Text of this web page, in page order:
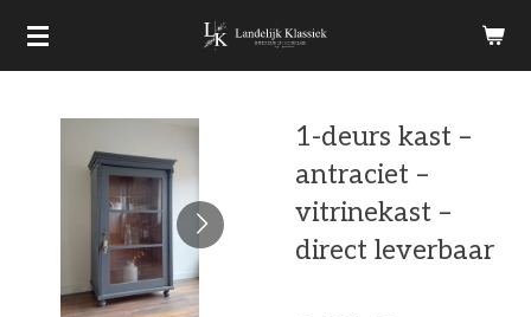
Ga
direct
hoofdinhoud
1-deurs kast –
antraciet –
vitrinekast –
direct leverbaar